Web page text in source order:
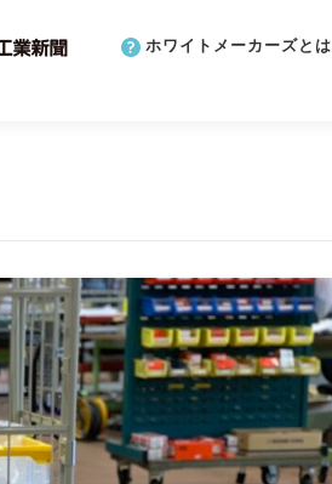
ホワイトメーカーズとは